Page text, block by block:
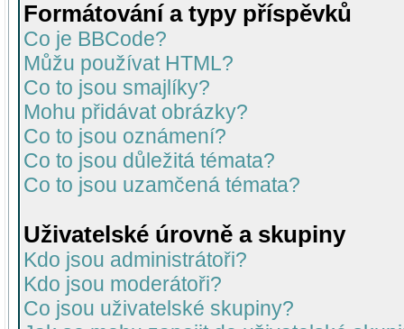
Formátování a typy příspěvků
Co je BBCode?
Můžu používat HTML?
Co to jsou smajlíky?
Mohu přidávat obrázky?
Co to jsou oznámení?
Co to jsou důležitá témata?
Co to jsou uzamčená témata?
Uživatelské úrovně a skupiny
Kdo jsou administrátoři?
Kdo jsou moderátoři?
Co jsou uživatelské skupiny?